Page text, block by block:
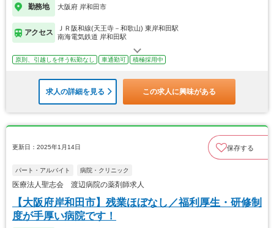
勤務地 大阪府 岸和田市
アクセス
ＪＲ阪和線(天王寺－和歌山) 東岸和田駅
南海電気鉄道 岸和田駅
原則、引越しを伴う転勤なし 車通勤可 積極採用中
求人の詳細を見る この求人に興味がある
更新日：2025年1月14日 保存する
パート・アルバイト 病院・クリニック
医療法人聖志会 渡辺病院の薬剤師求人
【大阪府岸和田市】残業ほぼなし／福利厚生・研修制
度が手厚い病院です！